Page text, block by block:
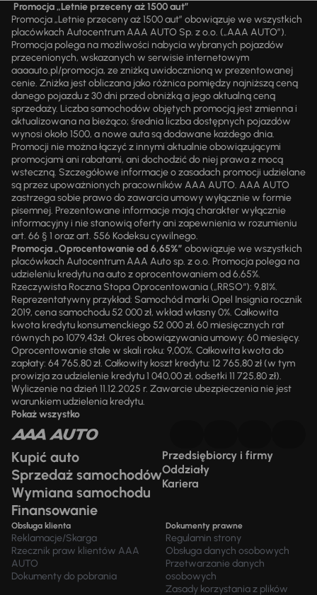
Promocja „Letnie przeceny aż 1500 aut”
Promocja „Letnie przeceny aż 1500 aut” obowiązuje we wszystkich
placówkach Autocentrum AAA AUTO Sp. z o.o. („AAA AUTO”).
Promocja polega na możliwości nabycia wybranych pojazdów
przecenionych, wskazanych w serwisie internetowym
aaaauto.pl/promocja, ze zniżką uwidocznioną w prezentowanej
cenie. Zniżka jest obliczana jako różnica pomiędzy najniższą ceną
danego pojazdu z 30 dni przed obniżką a jego aktualną ceną
sprzedaży. Liczba samochodów objętych promocją jest zmienna i
aktualizowana na bieżąco; średnia liczba dostępnych pojazdów
wynosi około 1500, a nowe auta są dodawane każdego dnia.
Promocji nie można łączyć z innymi aktualnie obowiązującymi
promocjami ani rabatami, ani dochodzić do niej prawa z mocą
wsteczną. Szczegółowe informacje o zasadach promocji udzielane
są przez upoważnionych pracowników AAA AUTO. AAA AUTO
zastrzega sobie prawo do zawarcia umowy wyłącznie w formie
pisemnej. Prezentowane informacje mają charakter wyłącznie
informacyjny i nie stanowią oferty ani zapewnienia w rozumieniu
art. 66 § 1 oraz art. 556 Kodeksu cywilnego.
Promocja „Oprocentowanie od 6,65%” obowiązuje we wszystkich
placówkach Autocentrum AAA Auto sp. z o.o. Promocja polega na
udzieleniu kredytu na auto z oprocentowaniem od 6,65%.
Rzeczywista Roczna Stopa Oprocentowania („RRSO“): 9,81%.
Reprezentatywny przykład: Samochód marki Opel Insignia rocznik
2019, cena samochodu 52 000 zł, wkład własny 0%. Całkowita
kwota kredytu konsumenckiego 52 000 zł, 60 miesięcznych rat
równych po 1079,43zł. Okres obowiązywania umowy: 60 miesięcy.
Oprocentowanie stałe w skali roku: 9,00%. Całkowita kwota do
zapłaty: 64 765,80 zł. Całkowity koszt kredytu: 12 765,80 zł (w tym
prowizja za udzielenie kredytu 1 040,00 zł, odsetki 11 725,80 zł).
Wyliczenie na dzień 11.12.2025 r. Zawarcie ubezpieczenia nie jest
warunkiem udzielenia kredytu.
Pokaż wszystko
Kupić auto
Sprzedaż samochodów
Wymiana samochodu
Finansowanie
Przedsiębiorcy i firmy
Oddziały
Kariera
Obsługa klienta
Reklamacje/Skarga
Rzecznik praw klientów AAA
AUTO
Dokumenty do pobrania
Dokumenty prawne
Regulamin strony
Obsługa danych osobowych
Przetwarzanie danych
osobowych
Zasady korzystania z plików